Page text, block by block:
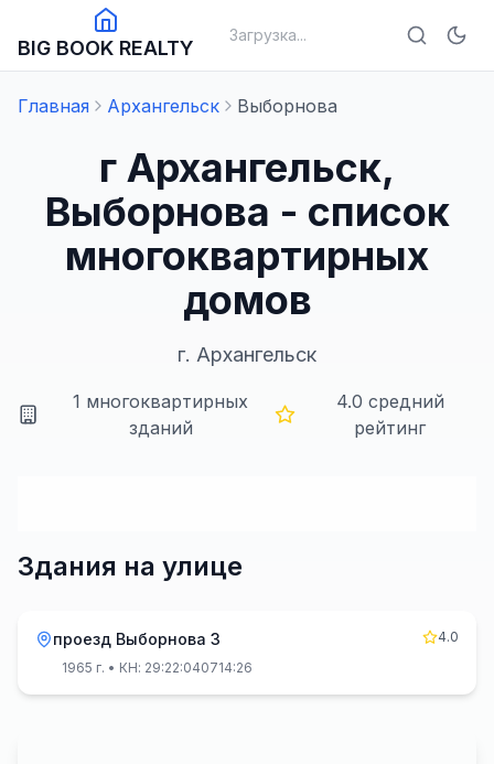
BIG BOOK REALTY
Загрузка...
Главная Архангельск Выборнова
г Архангельск,
Выборнова - список
многоквартирных
домов
г. Архангельск
1 многоквартирных
зданий
4.0 средний
рейтинг
Здания на улице
проезд Выборнова 3
4.0
1965 г. • КН: 29:22:040714:26